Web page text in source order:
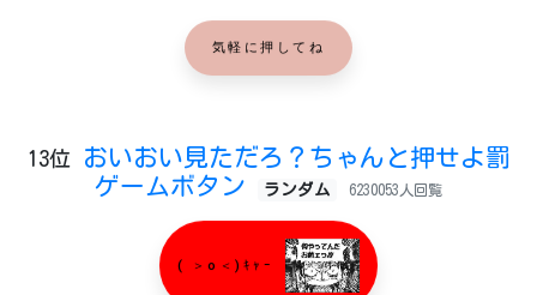
気軽に押してね
13位
おいおい見ただろ？ちゃんと押せよ罰
ゲームボタン
ランダム 6230053人回覧
( ＞o＜)ｷｬｰ